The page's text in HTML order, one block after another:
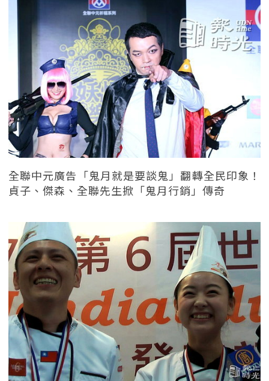
全聯中元廣告「鬼月就是要談鬼」翻轉全民印象！
貞子、傑森、全聯先生掀「鬼月行銷」傳奇